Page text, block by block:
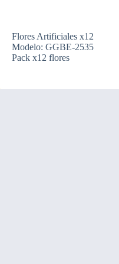
Flores Artificiales x12
Modelo: GGBE-2535
Pack x12 flores